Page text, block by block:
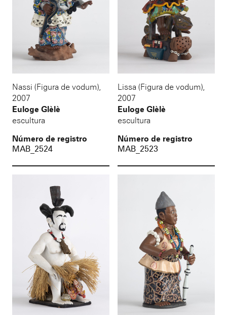
Nassi (Figura de vodum)
2007
Euloge Glèlè
escultura
Número de registro
MAB_2524
Lissa (Figura de vodum)
2007
Euloge Glèlè
escultura
Número de registro
MAB_2523